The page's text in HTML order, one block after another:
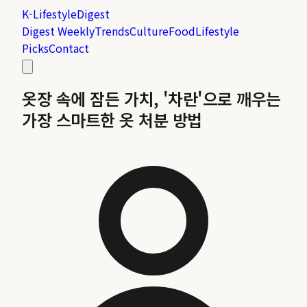
K-LifestyleDigest
Digest WeeklyTrendsCultureFoodLifestyle
PicksContact
옷장 속에 잠든 가치, '차란'으로 깨우는
가장 스마트한 옷 처분 방법